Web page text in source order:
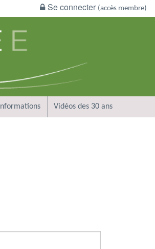
Se connecter (accès membre)
Informations Vidéos des 30 ans